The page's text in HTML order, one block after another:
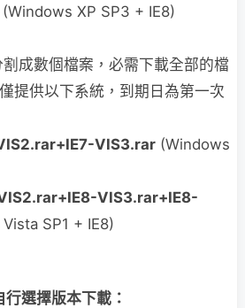
(Windows XP SP3 + IE8)
成數個檔案，必需下載全部的檔
提供以下系統，到期日為第一次
VIS3.rar (Windows
VIS3.rar+IE8-
SP1 + IE8)
選擇版本下載：